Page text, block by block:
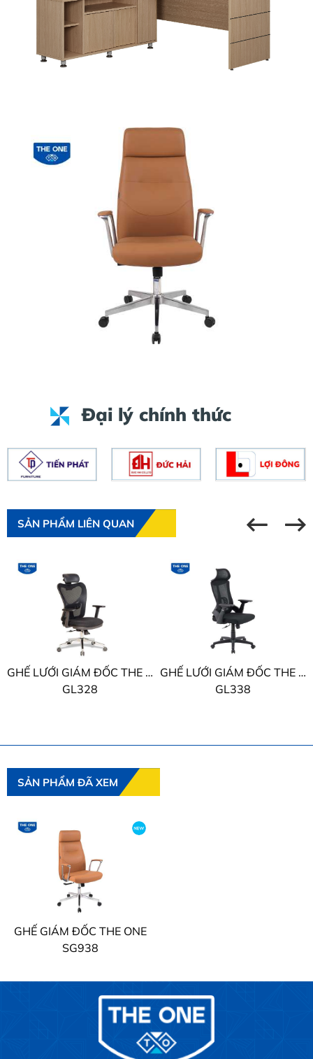
Đại lý chính thức
SẢN PHẨM LIÊN QUAN
GHẾ LƯỚI GIÁM ĐỐC THE ONE
GL338
GHẾ GIÁM ĐỐC THE ONE
TQ02
SẢN PHẨM ĐÃ XEM
GHẾ GIÁM ĐỐC THE ONE
SG938